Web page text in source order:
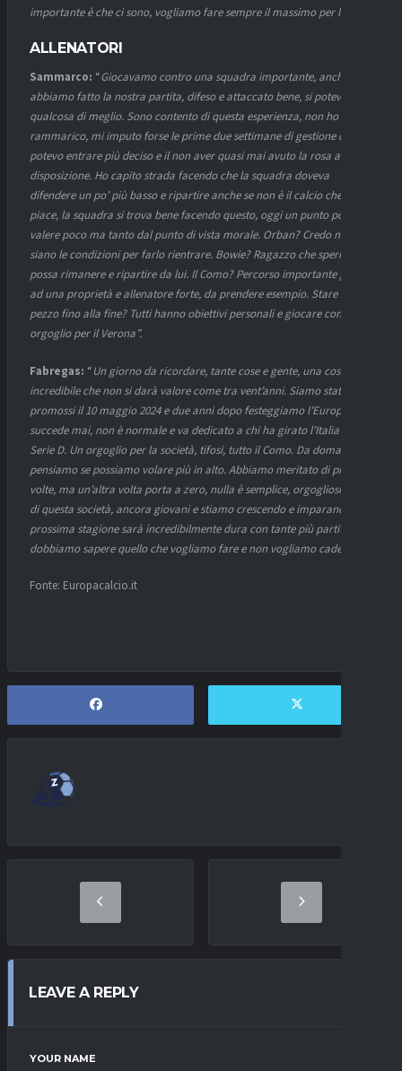
importante è che ci sono, vogliamo fare sempre il massimo per loro”.
ALLENATORI
Sammarco: “Giocavamo contro una squadra importante, anche oggi
abbiamo fatto la nostra partita, difeso e attaccato bene, si poteva fare
qualcosa di meglio. Sono contento di questa esperienza, non ho
rammarico, mi imputo forse le prime due settimane di gestione dove
potevo entrare più deciso e il non aver quasi mai avuto la rosa a
disposizione. Ho capito strada facendo che la squadra doveva
difendere un po’ più basso e ripartire anche se non è il calcio che mi
piace, la squadra si trova bene facendo questo, oggi un punto poteva
valere poco ma tanto dal punto di vista morale. Orban? Credo non ci
siano le condizioni per farlo rientrare. Bowie? Ragazzo che speriamo
possa rimanere e ripartire da lui. Il Como? Percorso importante grazie
ad una proprietà e allenatore forte, da prendere esempio. Stare sul
pezzo fino alla fine? Tutti hanno obiettivi personali e giocare con
orgoglio per il Verona”.
Fabregas: “Un giorno da ricordare, tante cose e gente, una cosa
incredibile che non si darà valore come tra vent’anni. Siamo stati
promossi il 10 maggio 2024 e due anni dopo festeggiamo l’Europa, non
succede mai, non è normale e va dedicato a chi ha girato l’Italia in
Serie D. Un orgoglio per la società, tifosi, tutto il Como. Da domani
pensiamo se possiamo volare più in alto. Abbiamo meritato di più altre
volte, ma un’altra volta porta a zero, nulla è semplice, orgogliosissimi
di questa società, ancora giovani e stiamo crescendo e imparando. La
prossima stagione sarà incredibilmente dura con tante più partite,
dobbiamo sapere quello che vogliamo fare e non vogliamo cadere”.
Fonte: Europacalcio.it
LEAVE A REPLY
YOUR NAME